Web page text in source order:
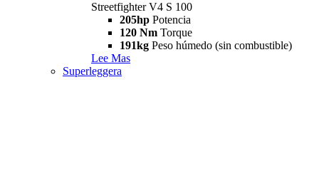
Streetfighter V4 S 100
205hp Potencia
120 Nm Torque
191kg Peso húmedo (sin combustible)
Lee Mas
Superleggera